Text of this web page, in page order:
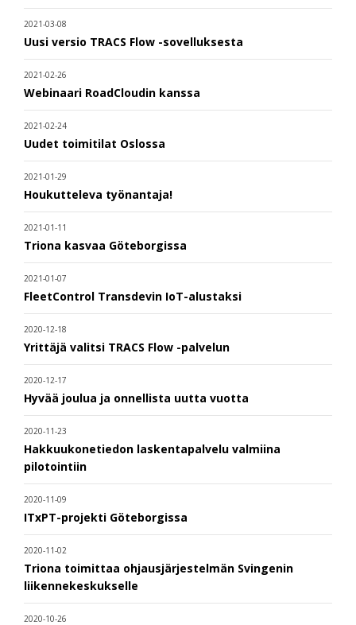
2021-03-08
Uusi versio TRACS Flow -sovelluksesta
2021-02-26
Webinaari RoadCloudin kanssa
2021-02-24
Uudet toimitilat Oslossa
2021-01-29
Houkutteleva työnantaja!
2021-01-11
Triona kasvaa Göteborgissa
2021-01-07
FleetControl Transdevin IoT-alustaksi
2020-12-18
Yrittäjä valitsi TRACS Flow -palvelun
2020-12-17
Hyvää joulua ja onnellista uutta vuotta
2020-11-23
Hakkuukonetiedon laskentapalvelu valmiina
pilotointiin
2020-11-09
ITxPT-projekti Göteborgissa
2020-11-02
Triona toimittaa ohjausjärjestelmän Svingenin
liikennekeskukselle
2020-10-26